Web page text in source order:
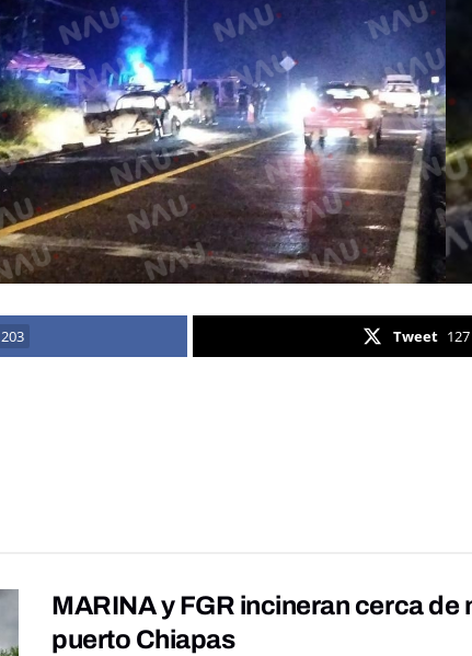
203 Tweet 127
MARINA y FGR incineran cerca
puerto Chiapas